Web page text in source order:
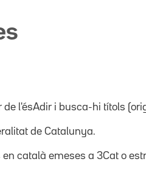
de l'ésAdir i busca-hi títols
de Catalunya.
català emeses a 3Cat o